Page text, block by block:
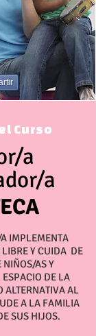
Curso
a
a
IMPLEMENTA
Y CUIDA DE
NIÑOS/AS Y
ESPACIO DE LA
ALTERNATIVA AL
A LA FAMILIA
SUS HIJOS.